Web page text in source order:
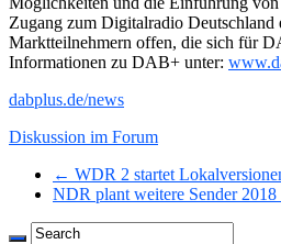
Zugang zum Digitalradio Deutschland
Marktteilnehmern offen, die sich für
Informationen zu DAB+ unter:
dabplus.de/news
Diskussion im Forum
← WDR 2 startet
NDR plant weitere Sender